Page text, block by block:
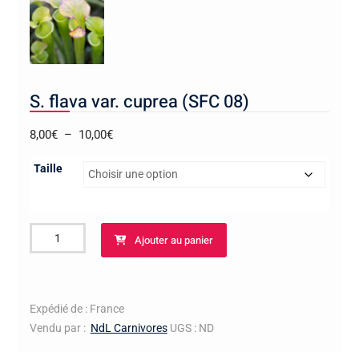
S. flava var. cuprea (SFC 08)
8,00€ – 10,00€Plage
prix :
10,00€
Taille
quantité
de
var.
cuprea
Ajouter au panier
Expédié de : France
Vendu par : NdL Carnivores UGS : ND